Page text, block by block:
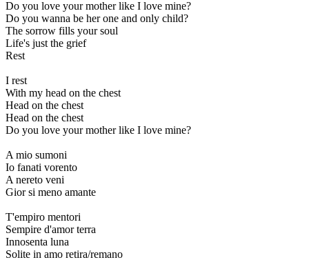
Do you love your mother like I love mine?
Do you wanna be her one and only child?
The sorrow fills your soul
Life's just the grief
Rest
I rest
With my head on the chest
Head on the chest
Head on the chest
Do you love your mother like I love mine?
A mio sumoni
Io fanati vorento
A nereto veni
Gior si meno amante
T'empiro mentori
Sempire d'amor terra
Innosenta luna
Solite in amo retira/remano